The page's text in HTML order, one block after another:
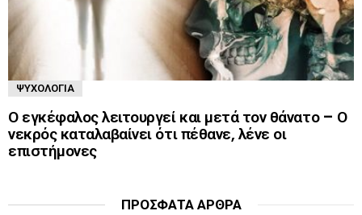
ΨΥΧΟΛΟΓΊΑ
Ο εγκέφαλος λειτουργεί και μετά τον θάνατο – Ο
νεκρός καταλαβαίνει ότι πέθανε, λένε οι
επιστήμονες
ΠΡΌΣΦΑΤΑ ΆΡΘΡΑ